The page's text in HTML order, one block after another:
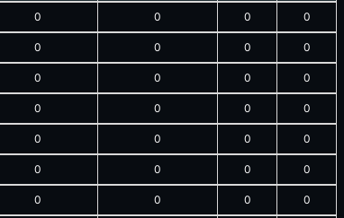
0 0 0 0
0 0 0 0
0 0 0 0
0 0 0 0
0 0 0 0
0 0 0 0
0 0 0 0